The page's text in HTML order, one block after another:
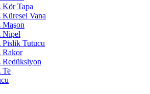
Kör Tapa
Küresel Vana
Maşon
Nipel
Pislik Tutucu
Rakor
Redüksiyon
Te